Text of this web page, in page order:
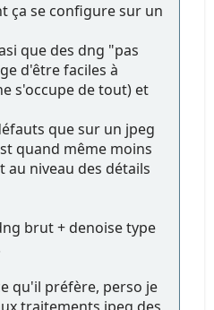
ça se configure sur un
que des dng "pas
d'être faciles à
s'occupe de tout) et
que sur un jpeg
quand même moins
niveau des détails
brut + denoise type
qu'il préfère, perso je